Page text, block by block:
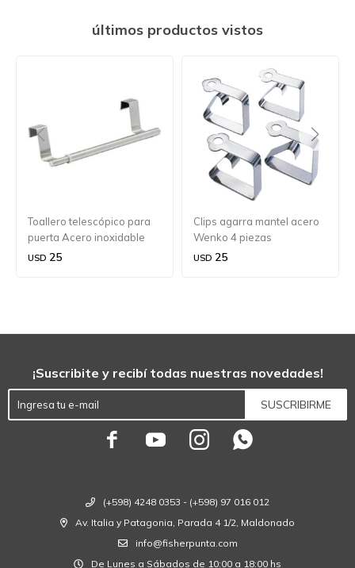
últimos productos vistos
Toallero telescópico para
puerta Acero inoxidable
Wenko
USD 25
Clips agarra mantel acero
Wenko 4 piezas
USD 25
(+598) 4248 0353 - (+598) 97 016 012
Av. Italia y Patagonia, Parada 4 1/2, Maldonado
info@fisherpunta.com
De Lunes a Sábados de 10:00 a 18:00 hs
¡Suscribite y recibí todas nuestras novedades!
SUSCRIBIRME
   